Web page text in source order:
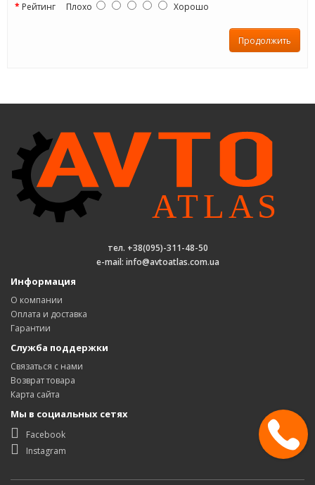
Рейтинг Плохо Хорошо
Продолжить
тел. +38(095)-311-48-50
e-mail: info@avtoatlas.com.ua
Информация
О компании
Оплата и доставка
Гарантии
Служба поддержки
Связаться с нами
Возврат товара
Карта сайта
Мы в социальных сетях
Facebook
Instagram